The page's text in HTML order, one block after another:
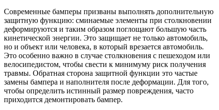
Современные бамперы призваны выполнять дополнительную
защитную функцию: сминаемые элементы при столкновении
деформируются и таким образом поглощают большую часть
кинетической энергии. Это защищает не только автомобиль,
но и объект или человека, в который врезается автомобиль.
Это особенно важно в случае столкновения с пешеходом или
велосипедистом, чтобы свести к минимуму риск получения
травмы. Обратная сторона защитной функции это частые
замены бампера и наполнителя после деформации. Для того,
чтобы определить истинный размер повреждения, часто
приходится демонтировать бампер.